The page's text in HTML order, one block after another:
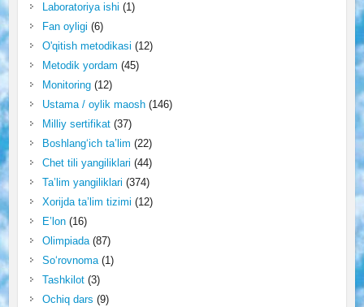
Laboratoriya ishi (1)
Fan oyligi (6)
O'qitish metodikasi (12)
Metodik yordam (45)
Monitoring(12)
Ustama / oylik maosh(146)
Milliy sertifikat(37)
Boshlang‘ich ta’lim (22)
Chet tili yangiliklari (44)
Ta’lim yangiliklari (374)
Xorijda ta’lim tizimi (12)
E’lon(16)
Olimpiada(87)
So‘rovnoma(1)
Tashkilot(3)
Ochiq dars (9)